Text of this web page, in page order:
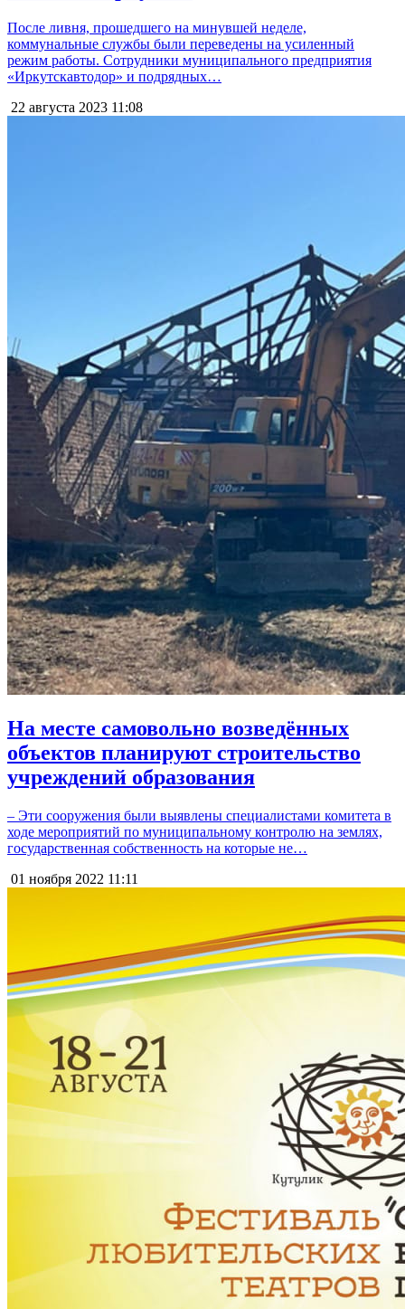
После ливня, прошедшего на минувшей неделе,
коммунальные службы были переведены на усиленный
режим работы. Сотрудники муниципального предприятия
«Иркутскавтодор» и подрядных…
22 августа 2023 11:08
На месте самовольно возведённых
объектов планируют строительство
учреждений образования
– Эти сооружения были выявлены специалистами комитета в
ходе мероприятий по муниципальному контролю на землях,
государственная собственность на которые не…
01 ноября 2022 11:11